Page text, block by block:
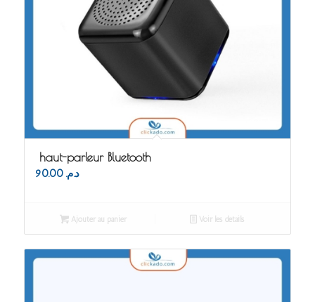
haut-parleur Bluetooth
د.م. 90.00
Ajouter au panier Voir les détails